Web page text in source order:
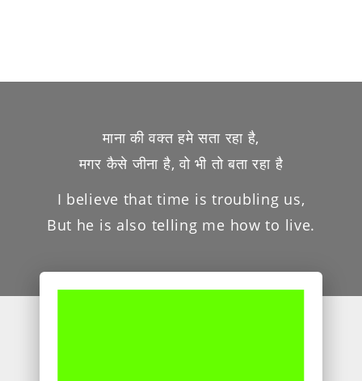
माना की वक्त हमे सता रहा है,
मगर कैसे जीना है, वो भी तो बता रहा है
I believe that time is troubling us,
But he is also telling me how to live.